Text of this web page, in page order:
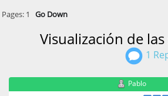
Pages: 1 Go Down
Visualización de
1
Pablo